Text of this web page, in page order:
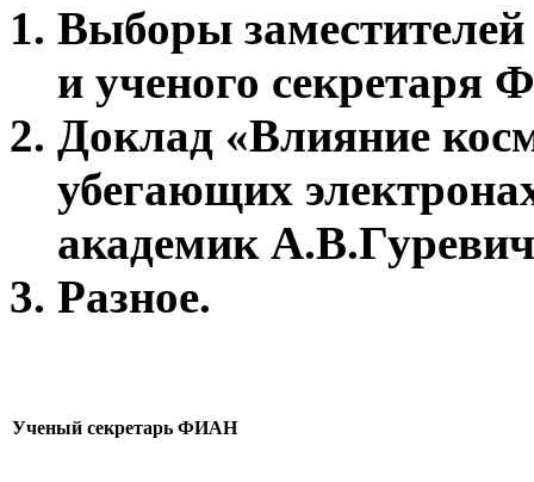
Выборы заместителей
и ученого
Доклад «Влияние
убегающих
академик
Разное.
Ученый секретарь ФИАН